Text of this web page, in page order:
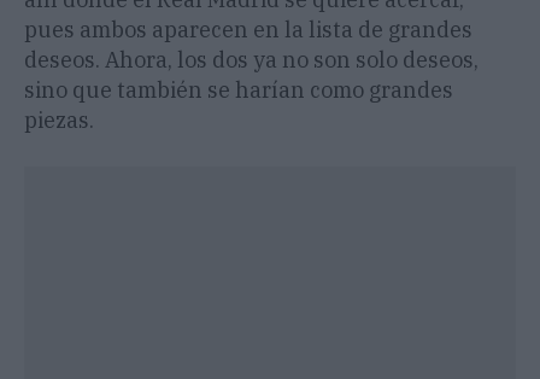
pues ambos aparecen en la lista de grandes
deseos. Ahora, los dos ya no son solo deseos,
sino que también se harían como grandes
piezas.